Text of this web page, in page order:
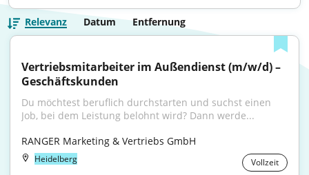
Relevanz Datum Entfernung
Vertriebsmitarbeiter im Außendienst (m/w/d) –
Geschäftskunden
Du möchtest beruflich durchstarten und suchst einen
Job, bei dem Leistung belohnt wird? Dann werde...
RANGER Marketing & Vertriebs GmbH
Heidelberg Vollzeit